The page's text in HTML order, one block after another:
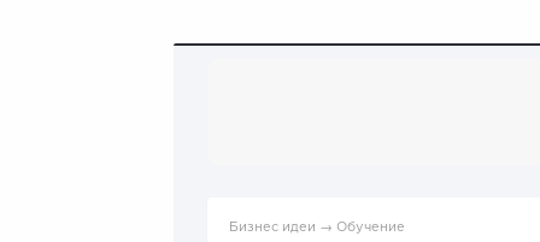
Бизнес идеи → Обучение